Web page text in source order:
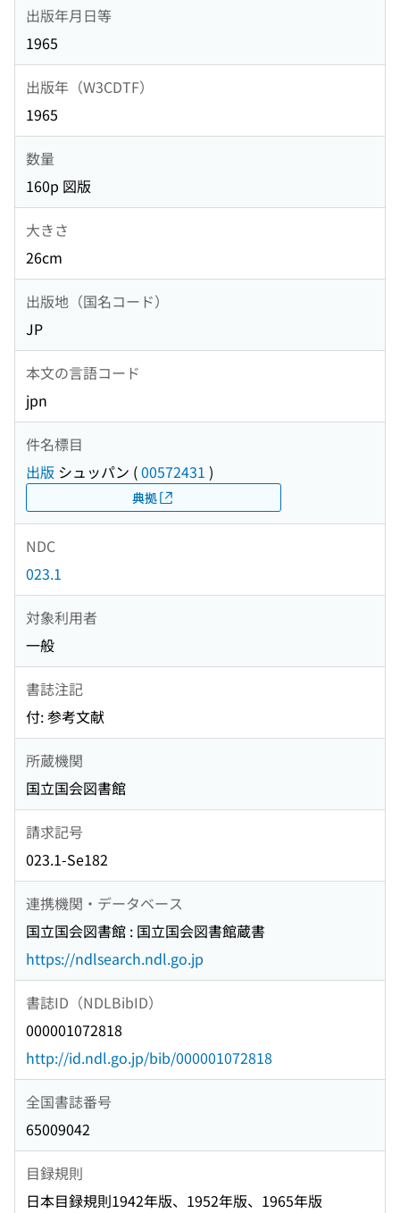
出版年月日等
1965
出版年（W3CDTF）
1965
数量
160p 図版
大きさ
26cm
出版地（国名コード）
JP
本文の言語コード
jpn
件名標目
出版 シュッパン (00572431 )
典拠
NDC
023.1
対象利用者
一般
書誌注記
付: 参考文献
所蔵機関
国立国会図書館
請求記号
023.1-Se182
連携機関・データベース
国立国会図書館 : 国立国会図書館蔵書
https://ndlsearch.ndl.go.jp
書誌ID（NDLBibID）
000001072818
http://id.ndl.go.jp/bib/000001072818
全国書誌番号
65009042
目録規則
日本目録規則1942年版、1952年版、1965年版